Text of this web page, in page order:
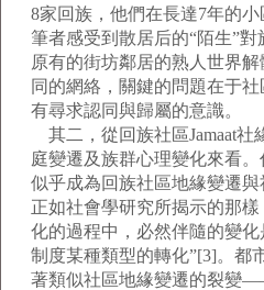
8家回族，他們在長達7年的
筆者感受到散居后的“陌生”
原有的街坊鄰居的熟人世界
同的網絡，關鍵的問題在于
有尋求認同與歸屬的意識。
其二，從回族社區Jamaat
庭變遷及族群心理變化來看
似乎成為回族社區地緣變遷與
正如社會學研究所揭示的那
化的過程中，必然伴隨的變
制度某種類型的轉化”[3]。都
著類似社區地緣變遷的裂變